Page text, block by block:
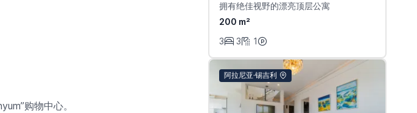
购物中心。
拥有绝佳视野的漂亮顶层公寓
200 m²
3
3 1
阿拉尼亚·锡吉利